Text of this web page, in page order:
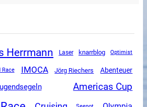
Herrmann Laser knarrblog Optimist
Race IMOCA Jörg Riechers Abenteuer
Americas Cup